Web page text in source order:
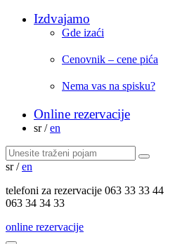
Izdvajamo
Gde izaći
Cenovnik – cene pića
Nema vas na spisku?
Online rezervacije
sr / en
sr / en
telefoni za rezervacije 063 33 33 44
063 34 34 33
online rezervacije